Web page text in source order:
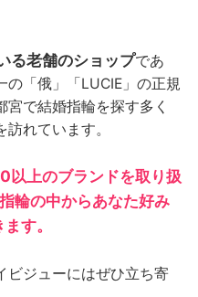
る老舗のショップであ
の「俄」「LUCIE」の正規
で結婚指輪を探す多く
れています。
以上のブランドを取り扱
輪の中からあなた好み
す。
ビジューにはぜひ立ち寄